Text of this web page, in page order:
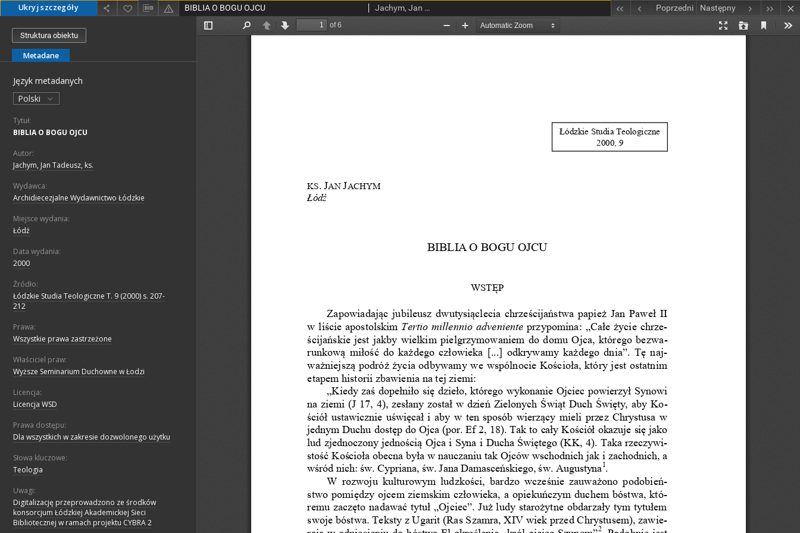
Ukryj szczegóły BIBLIA O BOGU OJCU Jachym, Jan Tadeusz, ks. Poprzedni Następny
Struktura obiektu
Metadane
Język metadanych
Polski
Tytuł:
BIBLIA O BOGU OJCU
Autor:
Jachym, Jan Tadeusz, ks.
Wydawca:
Archidiecezjalne Wydawnictwo Łódzkie
Miejsce wydania:
Łódź
Data wydania:
2000
Źródło:
Łódzkie Studia Teologiczne T. 9 (2000) s. 207-
212
Prawa:
Wszystkie prawa zastrzeżone
Właściciel praw:
Wyższe Seminarium Duchowne w Łodzi
Licencja:
Licencja WSD
Prawa dostępu:
Dla wszystkich w zakresie dozwolonego użytku
Słowa kluczowe:
Teologia
Uwagi:
Digitalizację przeprowadzono ze środków
konsorcjum Łódzkiej Akademickiej Sieci
Bibliotecznej w ramach projektu CYBRA 2